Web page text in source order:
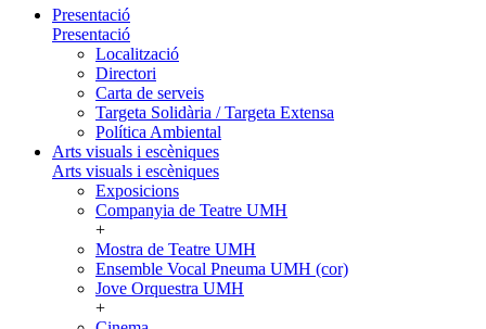
Presentació
Presentació
Localització
Directori
Carta de serveis
Targeta Solidària / Targeta Extensa
Política Ambiental
Arts visuals i escèniques
Arts visuals i escèniques
Exposicions
Companyia de Teatre UMH
+
Mostra de Teatre UMH
Ensemble Vocal Pneuma UMH (cor)
Jove Orquestra UMH
+